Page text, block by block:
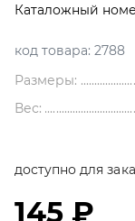
Каталожный
код товара: 2788
Размеры:
Вес:
доступно для
145 ₽